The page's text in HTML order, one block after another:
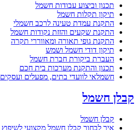
תכנון וביצוע עבודות חשמל
תיקון תקלות חשמל
התקנת עמדת טעינה לרכב חשמלי
התקנת שקעים והזזת נקודות חשמל
התקנת גופי תאורה ומאווררי תקרה
תיקון דודי חשמל ושמש
העברת ביקורת חברת חשמל
תכנון והתקנת מערכות בית חכם
חשמלאי לוועדי בתים, מפעלים ועסקים
קבלן חשמל
קבלן חשמל
איך לבחור קבלן חשמל מקצועי לשיפוץ